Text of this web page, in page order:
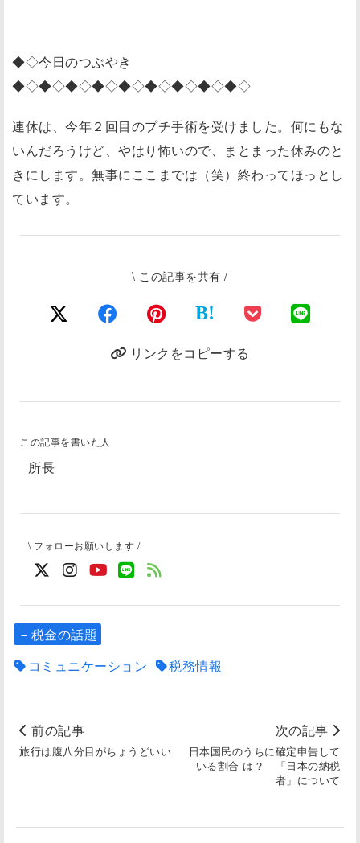
◆◇今日のつぶやき
◆◇◆◇◆◇◆◇◆◇◆◇◆◇◆◇◆◇
連休は、今年２回目のプチ手術を受けました。何にもな
いんだろうけど、やはり怖いので、まとまった休みのと
きにします。無事にここまでは（笑）終わってほっとし
ています。
\ この記事を共有 /
B!
リンクをコピーする
この記事を書いた人
所長
\ フォローお願いします /
－税金の話題
コミュニケーション
税務情報
前の記事
旅行は腹八分目がちょうどいい
次の記事
日本国民のうちに確定申告して
いる割合 は？ 「日本の納税
者」について